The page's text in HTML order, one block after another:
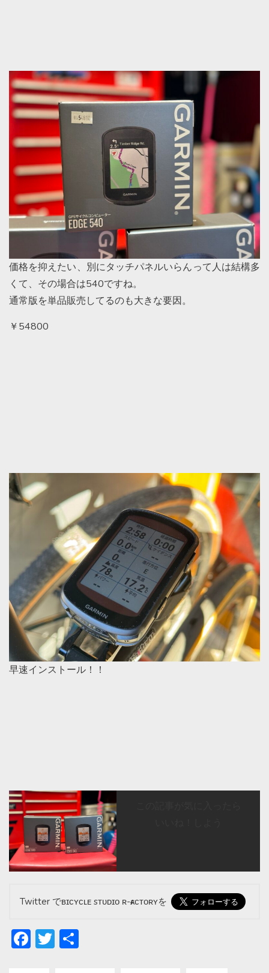
価格を抑えたい、別にタッチパネルいらんって人は結構多
くて、その場合は540ですね。
通常版を単品販売してるのも大きな要因。
￥54800
早速インストール！！
Twitter でʙɪᴄʏᴄʟᴇ sᴛᴜᴅɪᴏ ʀ-ғᴀᴄᴛᴏʀʏを
Facebook
Twitter